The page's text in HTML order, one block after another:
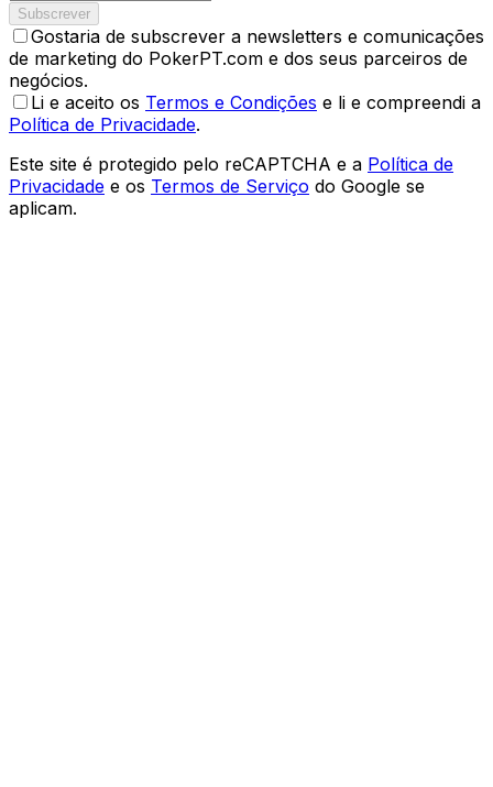
Subscrever
Gostaria de subscrever a newsletters e comunicações
de marketing do PokerPT.com e dos seus parceiros de
negócios.
Li e aceito os Termos e Condições e li e compreendi a
Política de Privacidade.
Este site é protegido pelo reCAPTCHA e a Política de
Privacidade e os Termos de Serviço do Google se
aplicam.